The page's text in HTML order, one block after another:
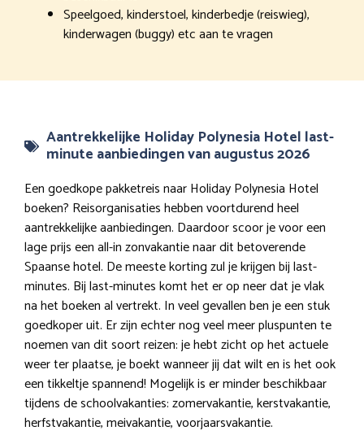
Speelgoed, kinderstoel, kinderbedje (reiswieg),
kinderwagen (buggy) etc aan te vragen
Aantrekkelijke Holiday Polynesia Hotel last-
minute aanbiedingen van augustus 2026
Een goedkope pakketreis naar Holiday Polynesia Hotel
boeken? Reisorganisaties hebben voortdurend heel
aantrekkelijke aanbiedingen. Daardoor scoor je voor een
lage prijs een all-in zonvakantie naar dit betoverende
Spaanse hotel. De meeste korting zul je krijgen bij last-
minutes. Bij last-minutes komt het er op neer dat je vlak
na het boeken al vertrekt. In veel gevallen ben je een stuk
goedkoper uit. Er zijn echter nog veel meer pluspunten te
noemen van dit soort reizen: je hebt zicht op het actuele
weer ter plaatse, je boekt wanneer jij dat wilt en is het ook
een tikkeltje spannend! Mogelijk is er minder beschikbaar
tijdens de schoolvakanties: zomervakantie, kerstvakantie,
herfstvakantie, meivakantie, voorjaarsvakantie.